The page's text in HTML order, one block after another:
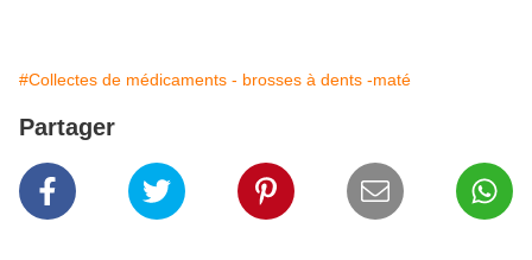
#Collectes de médicaments - brosses à dents -maté
Partager